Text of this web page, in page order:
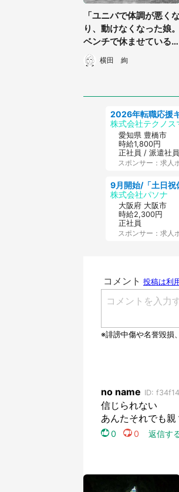
「ユニバで体調が悪く
り、動けなくなった娘。
ベンチで休ませていると
『映え目的』っぽい女子
高生が...」（愛知県・3
横田 絢
株式会社テクノス
愛知県 豊橋市
時給1,800円
正社員 / 派遣社員
スポンサー：求人
株式会社パソナ
大阪府 大阪市
時給2,300円
正社員
スポンサー：求人